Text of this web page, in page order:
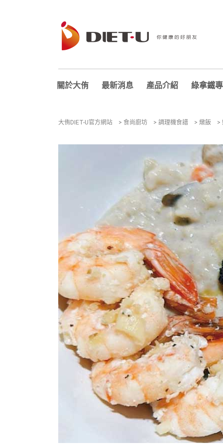
關於大侑 最新消息 產品介紹 綠拿鐵
大侑DIET-U官方網站 > 食尚廚坊 > 調理機食譜 > 燉飯 >